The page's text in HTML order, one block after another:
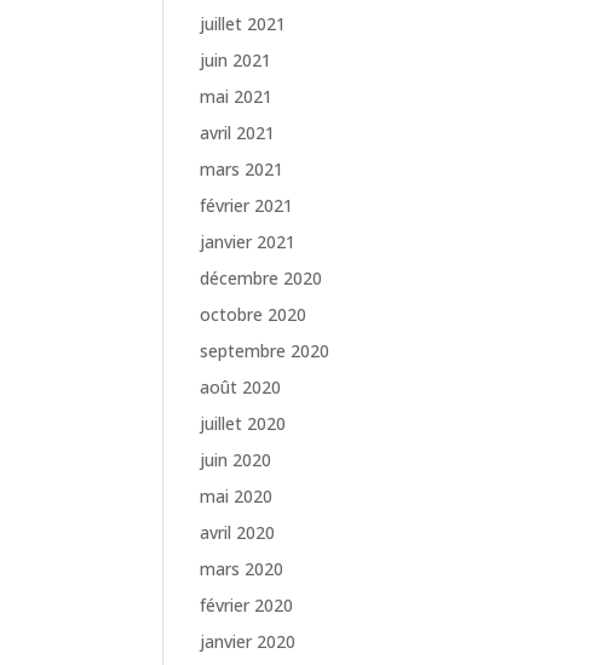
juillet 2021
juin 2021
mai 2021
avril 2021
mars 2021
février 2021
janvier 2021
décembre 2020
octobre 2020
septembre 2020
août 2020
juillet 2020
juin 2020
mai 2020
avril 2020
mars 2020
février 2020
janvier 2020